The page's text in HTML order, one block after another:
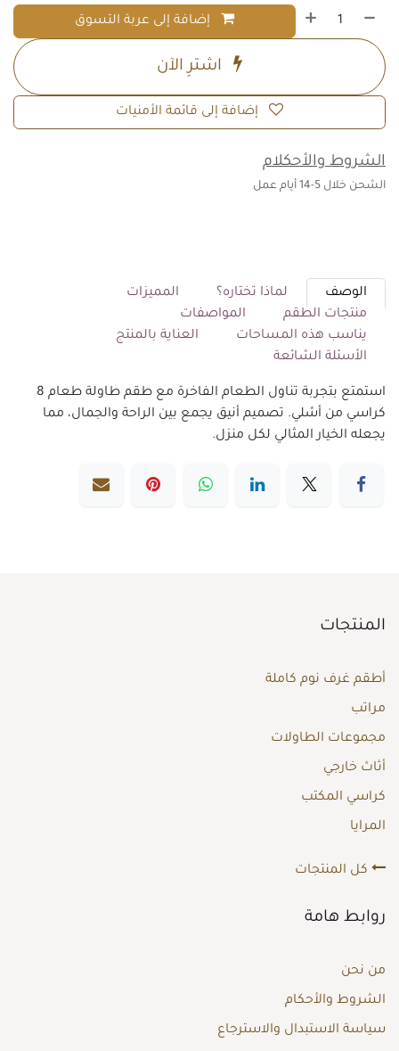
إضافة إلى عربة التسوق
اشترِ الآن
إضافة إلى قائمة الأمنيات
الشروط والأحكلام
الشحن خلال 5-14 أيام عمل
الوصف لماذا تختاره؟
المميزات
منتجات الطقم
المواصفات
يناسب هذه المساحات
العناية بالمنتج
الأسئلة الشائعة
استمتع بتجربة تناول الطعام الفاخرة مع طقم طاولة طعام 8
كراسي من أشلي. تصميم أنيق يجمع بين الراحة والجمال، مما
يجعله الخيار المثالي لكل منزل.
المنتجات
أطقم غرف نوم كاملة
مراتب
مجموعات الطاولات
أثاث خارجي
كراسي المكتب
المرايا
كل المنتجات
روابط هامة
من نحن
الشروط والأحكام
سياسة الاستبدال والاسترجاع